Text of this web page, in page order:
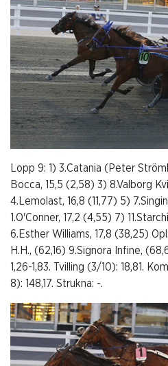
Lopp 9: 1) 3.Catania (Peter
Bocca, 15,5 (2,58) 3) 8.Valborg
4.Lemolast, 16,8 (11,77) 5)
1.O'Conner, 17,2 (4,55) 7)
6.Esther Williams, 17,8 (38,25)
H.H., (62,16) 9.Signora Infine,
1,26-1,83. Tvilling (3/10): 18,81.
8): 148,17. Strukna: -.